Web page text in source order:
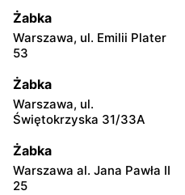
Żabka
Warszawa, ul. Emilii Plater
53
Żabka
Warszawa, ul.
Świętokrzyska 31/33A
Żabka
Warszawa al. Jana Pawła II
25